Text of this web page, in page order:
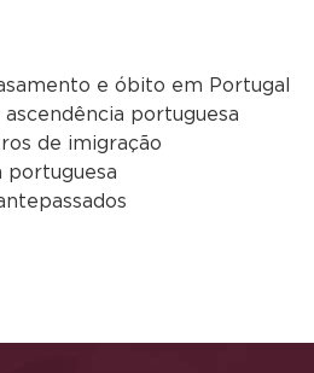
e óbito em Portugal
portuguesa
de imigração
portuguesa